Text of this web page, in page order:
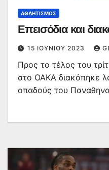
ΑΘΛΗΤΙΣΜΌΣ
Επεισόδια και
15 ΙΟΥΝΊΟΥ 2023
Προς το τέλος του
στο ΟΑΚΑ διακόπηκε
οπαδούς του